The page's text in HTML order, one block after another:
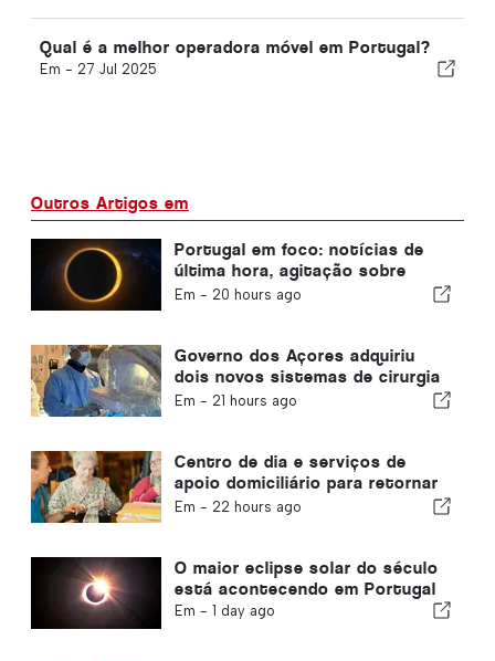
Qual é a melhor operadora móvel em Portugal?
Em - 27 Jul 2025
Outros Artigos em
Portugal em foco: notícias de
última hora, agitação sobre
viagens e as principais notícias
Em - 20 hours ago
Governo dos Açores adquiriu
dois novos sistemas de cirurgia
robótica
Em - 21 hours ago
Centro de dia e serviços de
apoio domiciliário para retornar
ao município de Portugal
Em - 22 hours ago
O maior eclipse solar do século
está acontecendo em Portugal
Em - 1 day ago